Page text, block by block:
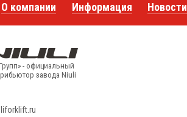
О компании Информация Новости
- официальный
завода Niuli